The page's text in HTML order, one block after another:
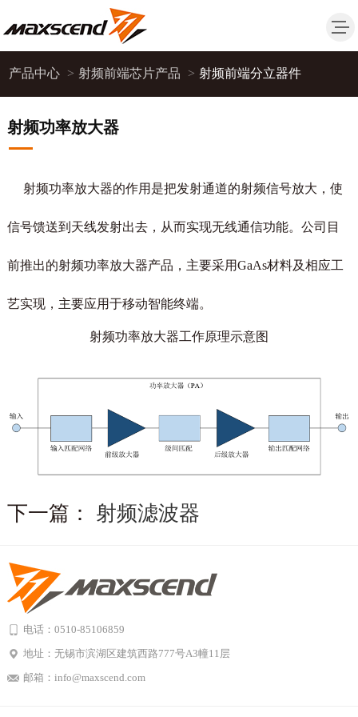
产品中心 > 射频前端芯片产品 > 射频前端分立器件
射频功率放大器
射频功率放大器的作用是把发射通道的射频信号放大，使
信号馈送到天线发射出去，从而实现无线通信功能。公司目
前推出的射频功率放大器产品，主要采用GaAs材料及相应工
艺实现，主要应用于移动智能终端。
射频功率放大器工作原理示意图
下一篇： 射频滤波器
电话：0510-85106859
地址：无锡市滨湖区建筑西路777号A3幢11层
邮箱：info@maxscend.com